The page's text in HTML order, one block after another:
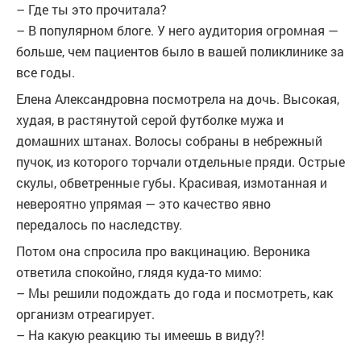
– Где ты это прочитала?
– В популярном блоге. У него аудитория огромная —
больше, чем пациентов было в вашей поликлинике за
все годы.
Елена Александровна посмотрела на дочь. Высокая,
худая, в растянутой серой футболке мужа и
домашних штанах. Волосы собраны в небрежный
пучок, из которого торчали отдельные пряди. Острые
скулы, обветренные губы. Красивая, измотанная и
невероятно упрямая — это качество явно
передалось по наследству.
Потом она спросила про вакцинацию. Вероника
ответила спокойно, глядя куда-то мимо:
– Мы решили подождать до года и посмотреть, как
организм отреагирует.
– На какую реакцию ты имеешь в виду?!